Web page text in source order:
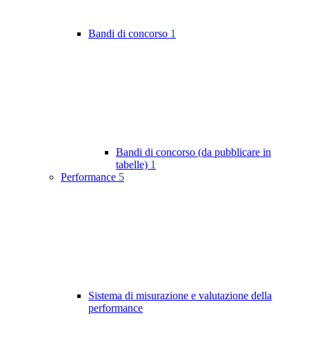
Bandi di concorso 1
Bandi di concorso (da pubblicare in
tabelle) 1
Performance 5
Sistema di misurazione e valutazione della
performance